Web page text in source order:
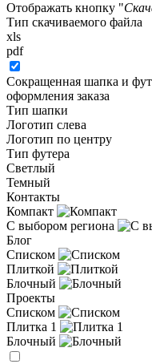
Отображать кнопку "
Тип скачиваемого файла
xls
pdf
Сокращенная шапка и
оформления заказа
Тип шапки
Логотип слева
Логотип по центру
Тип футера
Светлый
Темный
Контакты
Компакт
С выбором региона
Блог
Списком
Плиткой
Блочный
Проекты
Списком
Плитка 1
Блочный